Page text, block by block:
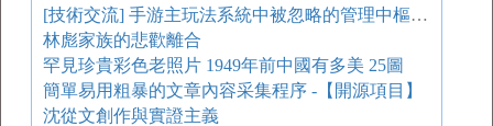
[技術交流] 手游主玩法系統中被忽略的管理中樞機制
林彪家族的悲歡離合
罕見珍貴彩色老照片 1949年前中國有多美 25圖
簡單易用粗暴的文章內容采集程序 -【開源項目】
沈從文創作與實證主義